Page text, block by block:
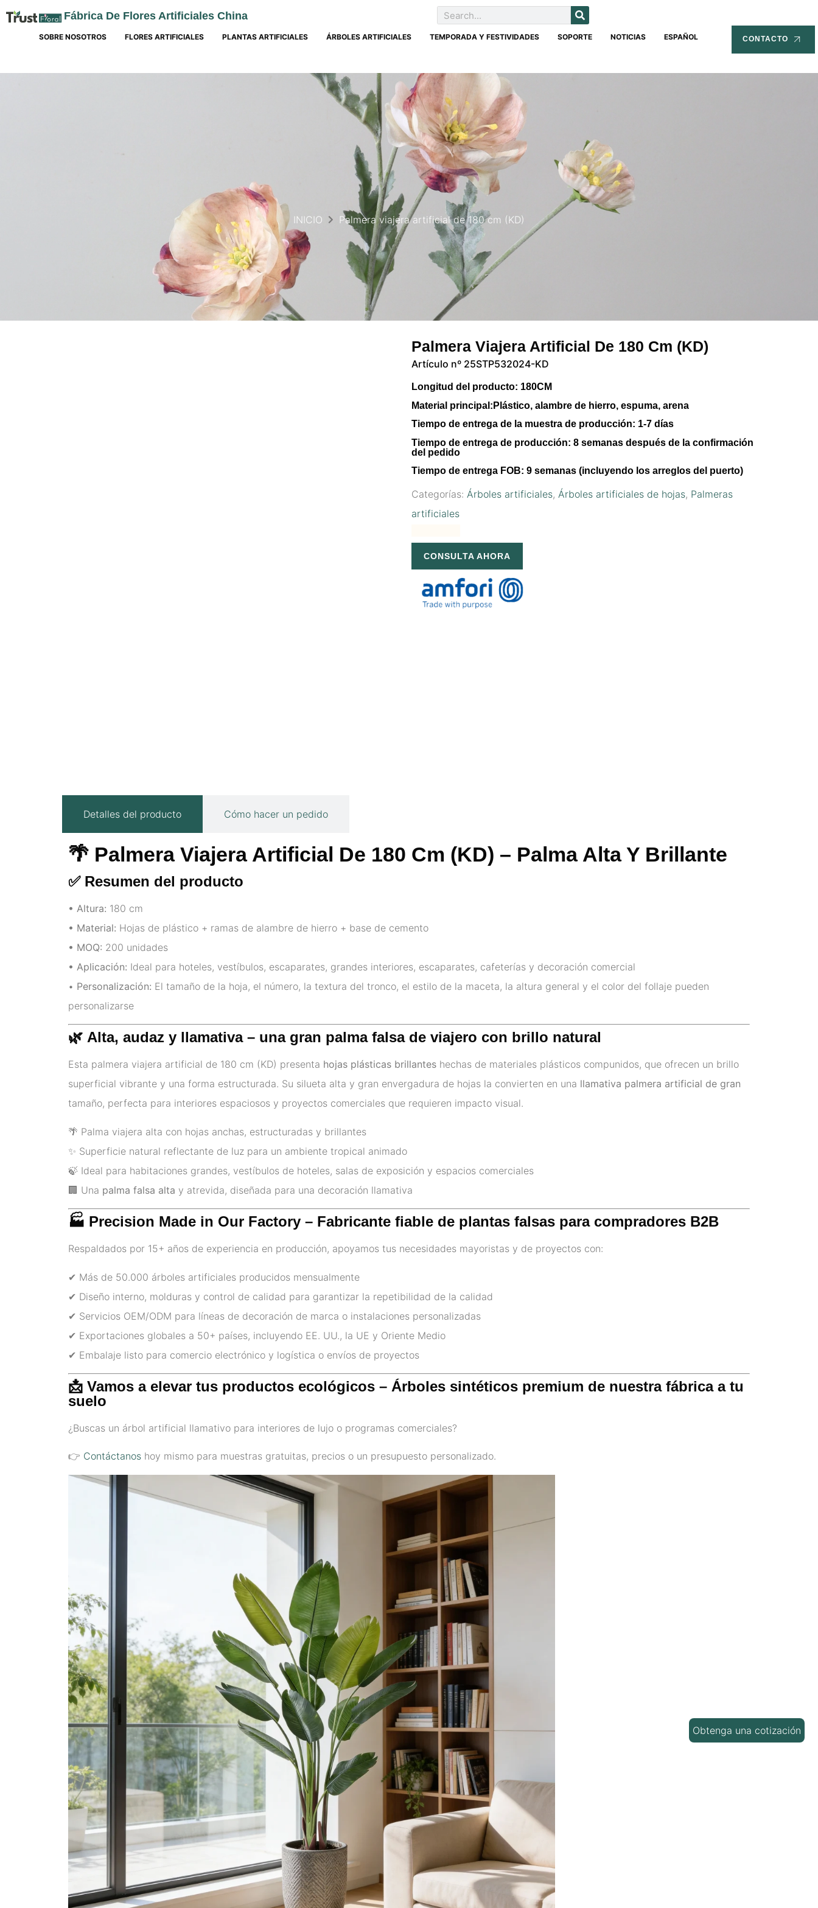
Fábrica De Flores Artificiales China
SOBRE NOSOTROS FLORES ARTIFICIALES PLANTAS ARTIFICIALES ÁRBOLES ARTIFICIALES TEMPORADA Y FESTIVIDADES SOPORTE NOTICIAS ESPAÑOL CONTACTO
INICIO Palmera viajera artificial de 180 cm (KD)
Palmera Viajera Artificial De 180 Cm (KD)
Artículo nº 25STP532024-KD
Longitud del producto: 180CM
Material principal: Plástico, alambre de hierro, espuma, arena
Tiempo de entrega de la muestra de producción: 1-7 días
Tiempo de entrega de producción: 8 semanas después de la confirmación
del pedido
Tiempo de entrega FOB: 9 semanas (incluyendo los arreglos del puerto)
Categorías:Árboles artificiales,Árboles artificiales de hojas, Palmeras
artificiales
CONSULTA AHORA
Detalles del producto Cómo hacer un pedido
🌴 Palmera Viajera Artificial De 180 Cm (KD) – Palma Alta Y Brillante
✅ Resumen del producto
• Altura: 180 cm
• Material: Hojas de plástico + ramas de alambre de hierro + base de cemento
• MOQ: 200 unidades
• Aplicación: Ideal para hoteles, vestíbulos, escaparates, grandes interiores, escaparates, cafeterías y decoración comercial
• Personalización: El tamaño de la hoja, el número, la textura del tronco, el estilo de la maceta, la altura general y el color del follaje pueden
personalizarse
🌿 Alta, audaz y llamativa – una gran palma falsa de viajero con brillo natural
Esta palmera viajera artificial de 180 cm (KD) presenta hojas plásticas brillantes hechas de materiales plásticos compunidos, que ofrecen un brillo
superficial vibrante y una forma estructurada. Su silueta alta y gran envergadura de hojas la convierten en una llamativa palmera artificial de gran
tamaño, perfecta para interiores espaciosos y proyectos comerciales que requieren impacto visual.
🌴 Palma viajera alta con hojas anchas, estructuradas y brillantes
✨ Superficie natural reflectante de luz para un ambiente tropical animado
🍃 Ideal para habitaciones grandes, vestíbulos de hoteles, salas de exposición y espacios comerciales
🏢 Una palma falsa alta y atrevida, diseñada para una decoración llamativa
🏭 Precision Made in Our Factory – Fabricante fiable de plantas falsas para compradores B2B
Respaldados por 15+ años de experiencia en producción, apoyamos tus necesidades mayoristas y de proyectos con:
✔ Más de 50.000 árboles artificiales producidos mensualmente
✔ Diseño interno, molduras y control de calidad para garantizar la repetibilidad de la calidad
✔ Servicios OEM/ODM para líneas de decoración de marca o instalaciones personalizadas
✔ Exportaciones globales a 50+ países, incluyendo EE. UU., la UE y Oriente Medio
✔ Embalaje listo para comercio electrónico y logística o envíos de proyectos
📩 Vamos a elevar tus productos ecológicos – Árboles sintéticos premium de nuestra fábrica a tu
suelo
¿Buscas un árbol artificial llamativo para interiores de lujo o programas comerciales?
👉 Contáctanos hoy mismo para muestras gratuitas, precios o un presupuesto personalizado.
Obtenga una cotización